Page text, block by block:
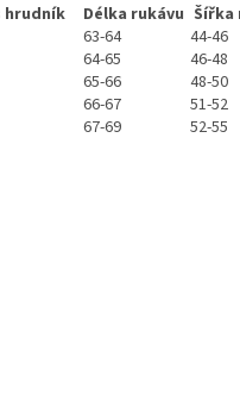
hrudník Délka rukávu
63-64
44-46
64-65
46-48
65-66
48-50
66-67
51-52
67-69 52-55